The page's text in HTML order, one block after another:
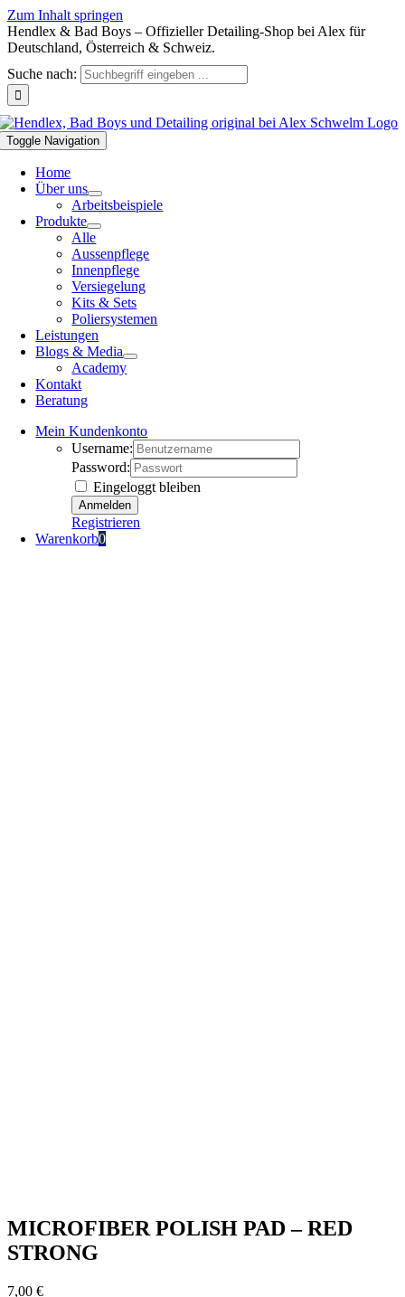
Zum Inhalt springen
Hendlex & Bad Boys – Offizieller Detailing-Shop bei Alex für
Deutschland, Österreich & Schweiz.
Suche nach:
Toggle Navigation
Home
Über uns
Arbeitsbeispiele
Produkte
Alle
Aussenpflege
Innenpflege
Versiegelung
Kits & Sets
Poliersystemen
Leistungen
Blogs & Media
Academy
Kontakt
Beratung
Mein Kundenkonto
Username:
Password:
Eingeloggt bleiben
Registrieren
Warenkorb0
MICROFIBER POLISH PAD – RED
STRONG
7,00 €